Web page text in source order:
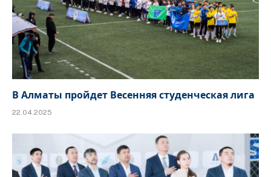
В Алматы пройдет Весенняя студенческая лига
22.04.2025